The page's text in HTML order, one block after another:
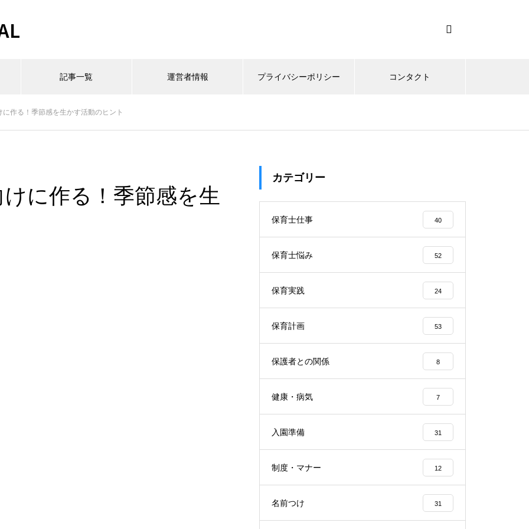
記事一覧 運営者情報 プライバシーポリシー コンタクト
作る！季節感を生かす活動のヒント
に作る！季節感を生
カテゴリー
保育士仕事 40
保育士悩み 52
保育実践 24
保育計画 53
保護者との関係 8
健康・病気 7
入園準備 31
制度・マナー 12
名前つけ 31